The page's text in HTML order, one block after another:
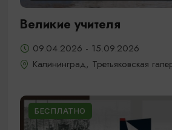
Великие учителя
09.04.2026 - 15.09.2026
Калининград, Третьяковская
БЕСПЛАТНО